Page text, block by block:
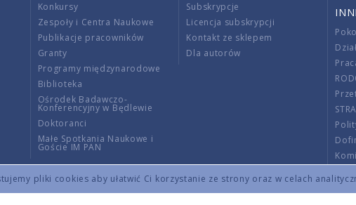
pliki cookies aby ułatwić Ci korzystanie ze strony oraz w celach
Konkursy
Zespoły i Centra Naukowe
Publikacje pracowników
Granty
Programy międzynarodowe
Biblioteka
Ośrodek Badawczo-
Konferencyjny w Będlewie
Doktoranci
Małe Spotkania Naukowe i
Goście IM PAN
Subskrypcje
Licencja subskrypcji
Kontakt ze sklepem
Dla autorów